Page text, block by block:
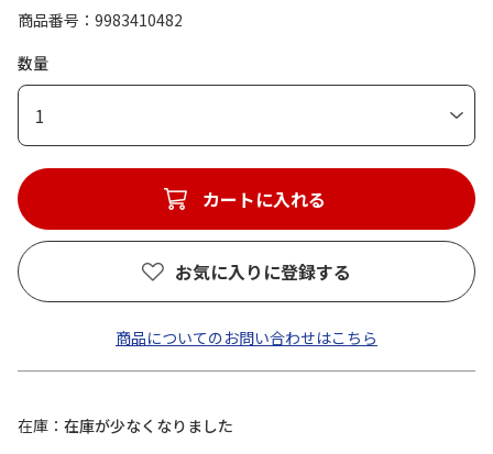
商品番号
9983410482
数量
1
カートに入れる
お気に入りに登録する
商品についてのお問い合わせはこちら
在庫 在庫が少なくなりました